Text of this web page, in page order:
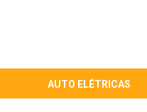
AUTO ELÉTRICAS